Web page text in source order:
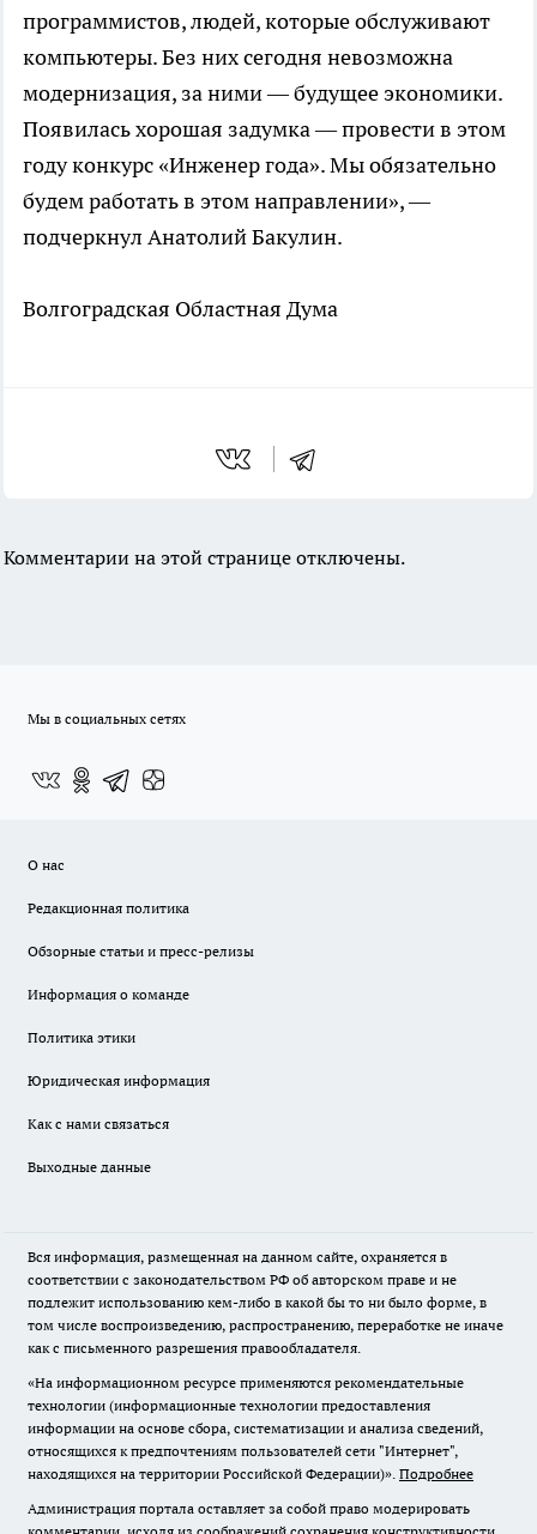
программистов, людей, которые обслуживают
компьютеры. Без них сегодня невозможна
модернизация, за ними — будущее экономики.
Появилась хорошая задумка — провести в этом
году конкурс «Инженер года». Мы обязательно
будем работать в этом направлении», —
подчеркнул Анатолий Бакулин.
Волгоградская Областная Дума
Комментарии на этой странице отключены.
Мы в социальных сетях
О нас
Редакционная политика
Обзорные статьи и пресс-релизы
Информация о команде
Политика этики
Юридическая информация
Как с нами связаться
Выходные данные
Вся информация, размещенная на данном сайте, охраняется в
соответствии с законодательством РФ об авторском праве и не
подлежит использованию кем-либо в какой бы то ни было форме, в
том числе воспроизведению, распространению, переработке не иначе
как с письменного разрешения правообладателя.
«На информационном ресурсе применяются рекомендательные
технологии (информационные технологии предоставления
информации на основе сбора, систематизации и анализа сведений,
относящихся к предпочтениям пользователей сети "Интернет",
находящихся на территории Российской Федерации)». Подробнее
Администрация портала оставляет за собой право модерировать